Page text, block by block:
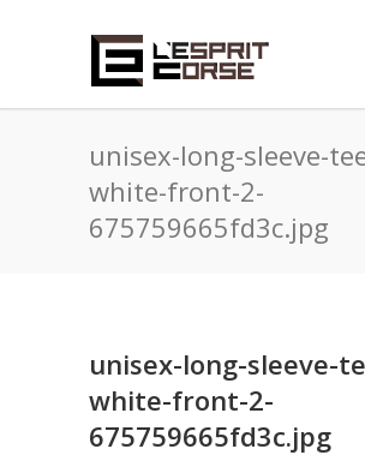
unisex-long-sleeve-
white-front-2-
675759665fd3c.jpg
unisex-long-sleeve-
white-front-2-
675759665fd3c.jpg